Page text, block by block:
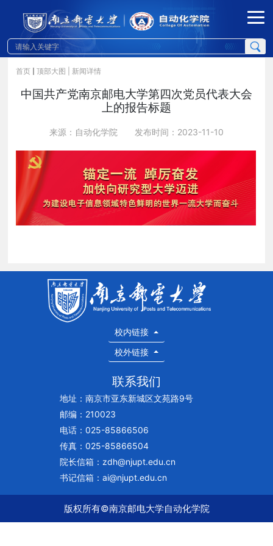
首页 顶部大图 | 新闻详情
中国共产党南京邮电大学第四次党员代表大会
上的报告标题
来源：自动化学院 发布时间：2023-11-10
校内链接
校外链接
联系我们
地址：南京市亚东新城区文苑路9号
邮编：210023
电话：025-85866506
传真：025-85866504
院长信箱：zdh@njupt.edu.cn
书记信箱：ai@njupt.edu.cn
版权所有©南京邮电大学自动化学院